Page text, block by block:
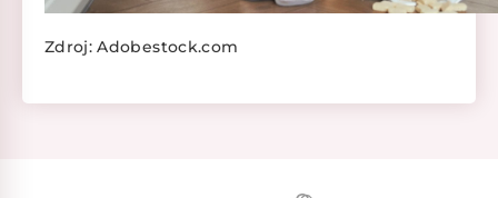
Zdroj: Adobestock.com